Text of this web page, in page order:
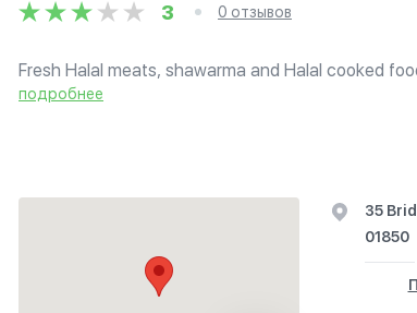
3 0 отзывов
Fresh Halal meats, shawarma and Halal cooked
groceries and spices, money transfers & bill
подробнее
35
01850